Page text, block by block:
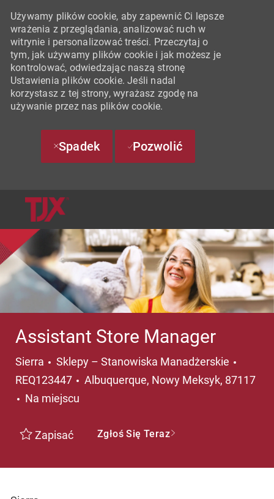
Używamy plików cookie, aby zapewnić Ci lepsze
wrażenia z przeglądania, analizować ruch w
witrynie i personalizować treści. Przeczytaj o
tym, jak używamy plików cookie i jak możesz je
kontrolować, odwiedzając naszą stronę
Ustawienia plików cookie. Jeśli nadal
korzystasz z tej strony, wyrażasz zgodę na
używanie przez nas plików cookie.
Spadek Pozwolić
Assistant Store Manager
Sierra Kategoria
Sklepy – Stanowiska Manadżerskie
REQ123447
Lokalizacja
Albuquerque, Nowy Meksyk, 87117
Na miejscu
Zapisać Zgłoś Się Teraz